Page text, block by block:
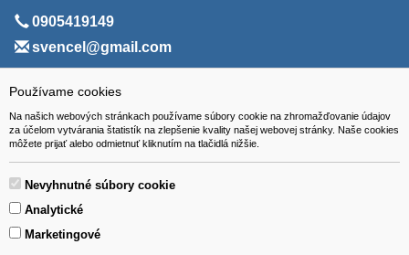
Používame cookies
Na našich webových stránkach používame súbory cookie na zhromažďovanie údajov
za účelom vytvárania štatistík na zlepšenie kvality našej webovej stránky. Naše cookies
môžete prijať alebo odmietnuť kliknutím na tlačidlá nižšie.
Nevyhnutné súbory cookie
Analytické
Marketingové
0905419149
svencel@gmail.com
ADRESA
VEST - tech s.r.o.
Hviezdoslavova 280/6, 965 01 Žiar nad Hronom
Slovakia (Slovak Republic)